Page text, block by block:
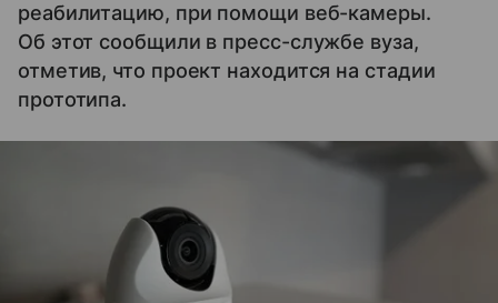
реабилитацию, при помощи веб-камеры.
Об этот сообщили в пресс-службе вуза,
отметив, что проект находится на стадии
прототипа.